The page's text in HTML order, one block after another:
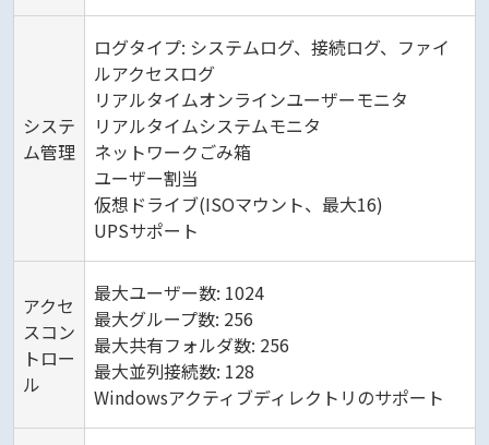
システ
ム管理
ログタイプ: システムログ、接続ログ、ファイ
ルアクセスログ
リアルタイムオンラインユーザーモニタ
リアルタイムシステムモニタ
ネットワークごみ箱
ユーザー割当
仮想ドライブ(ISOマウント、最大16)
UPSサポート
アクセ
スコン
トロー
ル
最大ユーザー数: 1024
最大グループ数: 256
最大共有フォルダ数: 256
最大並列接続数: 128
Windowsアクティブディレクトリのサポート